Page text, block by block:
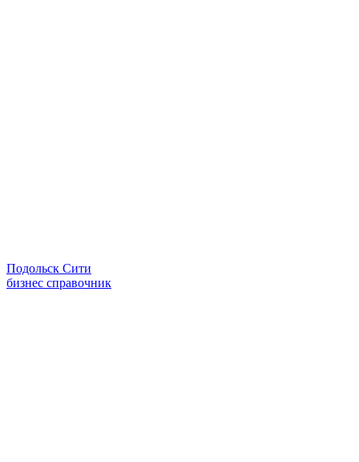
Подольск Сити
бизнес справочник